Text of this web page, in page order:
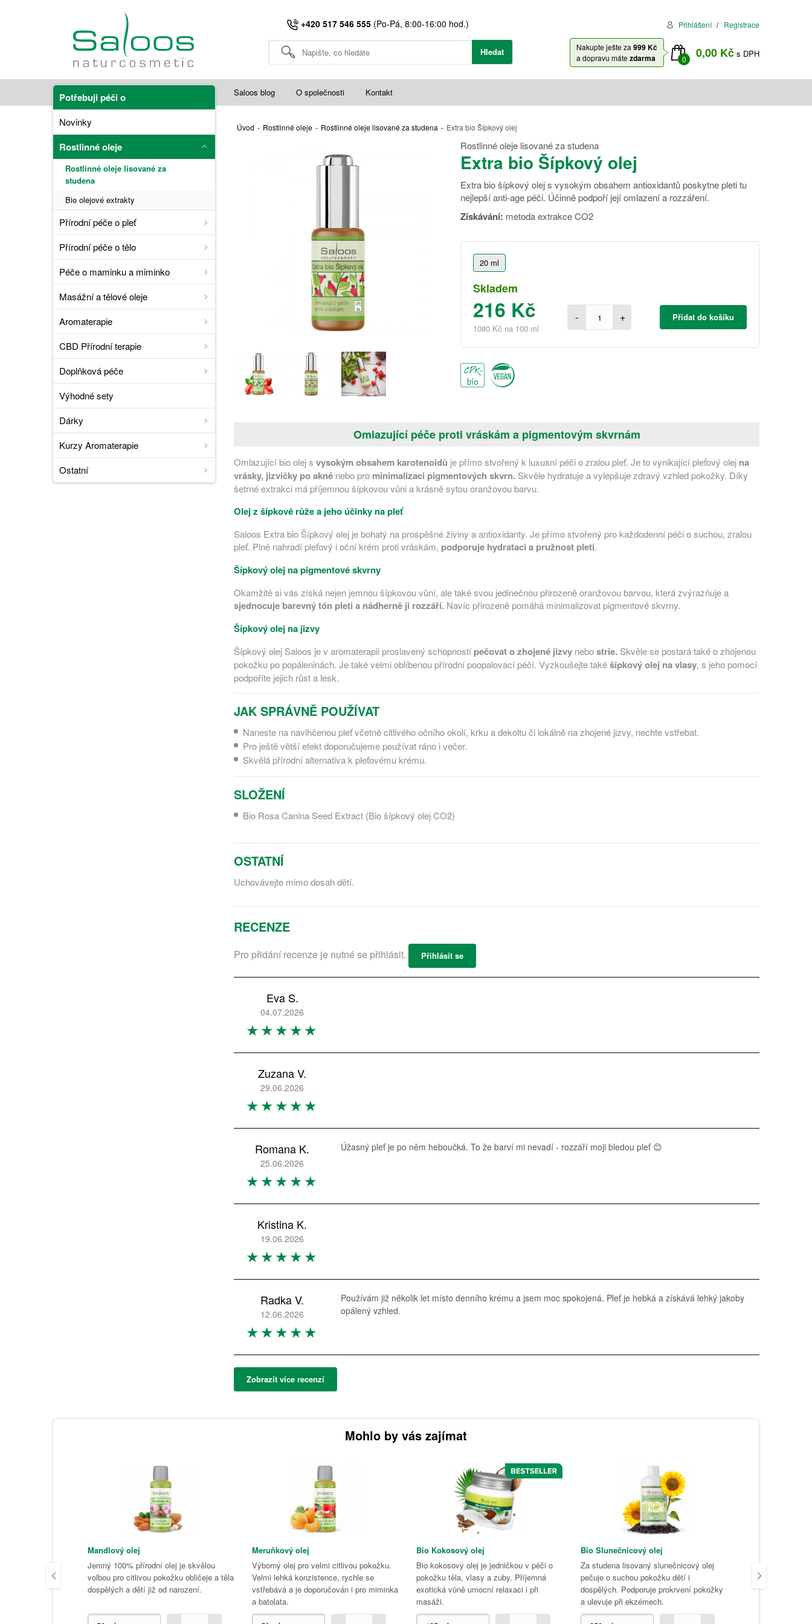
+420 517 546 555(Po-Pá, 8:00-16:00 hod.) Přihlášení Registrace
Hledat
0 0,00 Kč s DPH
Nakupte ješte za 999 Kč
a dopravu mátezdarma
Saloos blog O společnosti Kontakt
Potřebuji péči o
Novinky
Rostlinné oleje
Rostlinné oleje lisované za
studena
Bio olejové extrakty
Přírodní péče o pleť
Přírodní péče o tělo
Péče o maminku a miminko
Masážní a tělové oleje
Aromaterapie
CBD Přírodní terapie
Doplňková péče
Výhodné sety
Dárky
Kurzy Aromaterapie
Ostatní
Úvod - Rostlinné oleje - Rostlinné oleje lisované za studena - Extra bio Šípkový olej
Rostlinné oleje lisované za studena
Extra bio Šípkový olej
Extra bio šípkový olej s vysokým obsahem antioxidantů poskytne pleti tu
nejlepší anti-age péči. Účinně podpoří její omlazení a rozzáření.
Získávání: metoda extrakce CO2
20 ml
Skladem
216 Kč
1080 Kč na 100 ml
- + Přidat do košíku
Omlazující péče proti vráskám a pigmentovým skvrnám
Omlazující bio olej s vysokým obsahem karotenoidů je přímo stvořený k luxusní péči o zralou pleť. Je to vynikající pleťový olej na
vrásky, jizvičky po akné nebo pro minimalizaci pigmentových skvrn. Skvěle hydratuje a vylepšuje zdravý vzhled pokožky. Díky
šetrné extrakci má příjemnou šípkovou vůni a krásně sytou oranžovou barvu.
Olej z šípkové růže a jeho účinky na pleť
Saloos Extra bio Šípkový olej je bohatý na prospěšné živiny a antioxidanty. Je přímo stvořený pro každodenní péči o suchou, zralou
pleť. Plně nahradí pleťový i oční krém proti vráskám, podporuje hydrataci a pružnost pleti.
Šípkový olej na pigmentové skvrny
Okamžitě si vás získá nejen jemnou šípkovou vůní, ale také svou jedinečnou přirozeně oranžovou barvou, která zvýrazňuje a
sjednocuje barevný tón pleti a nádherně ji rozzáří. Navíc přirozeně pomáhá minimalizovat pigmentové skvrny.
Šípkový olej na jizvy
Šípkový olej Saloos je v aromaterapii proslavený schopností pečovat o zhojené jizvy nebostrie. Skvěle se postará také o zhojenou
pokožku po popáleninách. Je také velmi oblíbenou přírodní poopalovací péčí. Vyzkoušejte takéšípkový olej na vlasy, s jeho pomocí
podpoříte jejich růst a lesk.
JAK SPRÁVNĚ POUŽÍVAT
Naneste na navlhčenou pleť včetně citlivého očního okolí, krku a dekoltu či lokálně na zhojené jizvy, nechte vstřebat.
Pro ještě větší efekt doporučujeme používat ráno i večer.
Skvělá přírodní alternativa k pleťovému krému.
SLOŽENÍ
Bio Rosa Canina Seed Extract (Bio šípkový olej CO2)
OSTATNÍ
Uchovávejte mimo dosah dětí.
RECENZE
Pro přidání recenze je nutné se přihlásit. Přihlásit se
Eva S.
04.07.2026
Zuzana V.
29.06.2026
Romana K.
25.06.2026
Úžasný pleť je po něm heboučká. To že barví mi nevadí - rozzáří moji bledou pleť 😊
Kristina K.
19.06.2026
Radka V.
12.06.2026
Používám již několik let místo denního krému a jsem moc spokojená. Pleť je hebká a získává lehký jakoby
opálený vzhled.
Zobrazit více recenzí
Mohlo by vás zajímat
Mandlový olej
Jemný 100% přírodní olej je skvělou
volbou pro citlivou pokožku obličeje a těla
dospělých a dětí již od narození.
Meruňkový olej
Výborný olej pro velmi citlivou pokožku.
Velmi lehká konzistence, rychle se
vstřebává a je doporučován i pro miminka
a batolata.
Bio Kokosový olej
Bio kokosový olej je jedničkou v péči o
pokožku těla, vlasy a zuby. Příjemná
exotická vůně umocní relaxaci i při
masáži.
Bio Slunečnicový olej
Za studena lisovaný slunečnicový olej
pečuje o suchou pokožku dětí i
dospělých. Podporuje prokrvení pokožky
a ulevuje při ekzémech.
Sezamový olej
čistit je a
Výborný je i při